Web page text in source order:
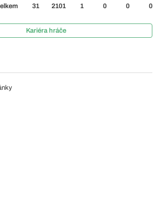
31 2101 1 0 0 0
Kariéra hráče